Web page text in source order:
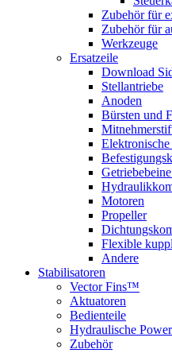
Zubehör für
Zubehör für
Werkzeuge
Ersatzeile
Download
Stellantriebe
Anoden
Bürsten und
Motoren
Propeller
Flexible
Andere
Stabilisatoren
Vector Fins™
Aktuatoren
Bedienteile
Hydraulische
Zubehör